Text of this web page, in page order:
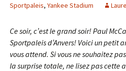
Sportpaleis, Yankee Stadium
Ce soir, c’est le grand soir! Paul
Sportpaleis d’Anvers! Voici un petit
vous attend. Si vous ne souhaitez
la surprise totale, ne lisez pas cette